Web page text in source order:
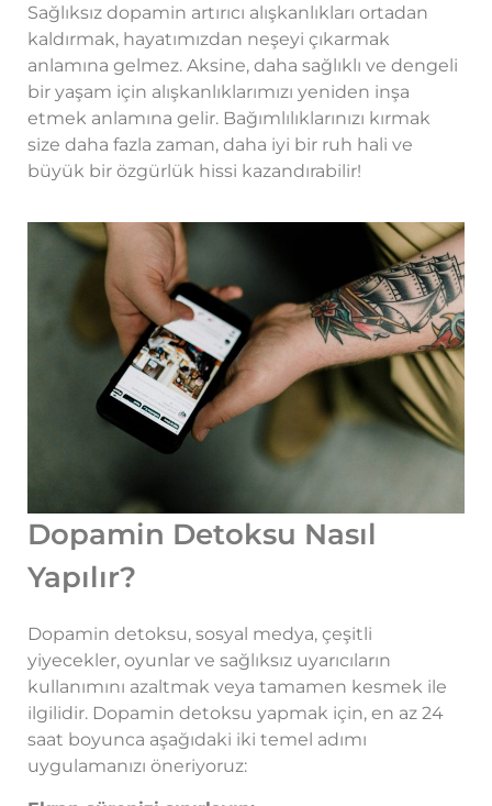
Sağlıksız dopamin artırıcı alışkanlıkları ortadan
kaldırmak, hayatımızdan neşeyi çıkarmak
anlamına gelmez. Aksine, daha sağlıklı ve dengeli
bir yaşam için alışkanlıklarımızı yeniden inşa
etmek anlamına gelir. Bağımlılıklarınızı kırmak
size daha fazla zaman, daha iyi bir ruh hali ve
büyük bir özgürlük hissi kazandırabilir!
Dopamin Detoksu Nasıl
Yapılır?
Dopamin detoksu, sosyal medya, çeşitli
yiyecekler, oyunlar ve sağlıksız uyarıcıların
kullanımını azaltmak veya tamamen kesmek ile
ilgilidir. Dopamin detoksu yapmak için, en az 24
saat boyunca aşağıdaki iki temel adımı
uygulamanızı öneriyoruz: